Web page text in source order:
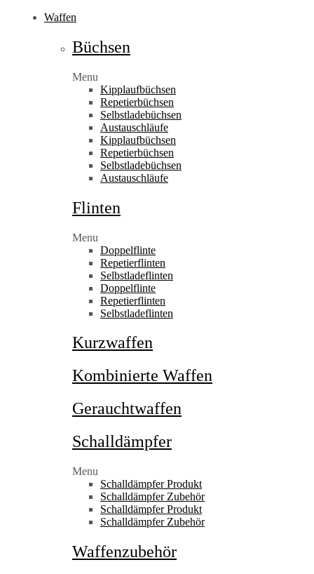
Waffen
Büchsen
Menu
Kipplaufbüchsen
Repetierbüchsen
Selbstladebüchsen
Austauschläufe
Kipplaufbüchsen
Repetierbüchsen
Selbstladebüchsen
Austauschläufe
Flinten
Menu
Doppelflinte
Repetierflinten
Selbstladeflinten
Doppelflinte
Repetierflinten
Selbstladeflinten
Kurzwaffen
Kombinierte Waffen
Gerauchtwaffen
Schalldämpfer
Menu
Schalldämpfer Produkt
Schalldämpfer Zubehör
Schalldämpfer Produkt
Schalldämpfer Zubehör
Waffenzubehör